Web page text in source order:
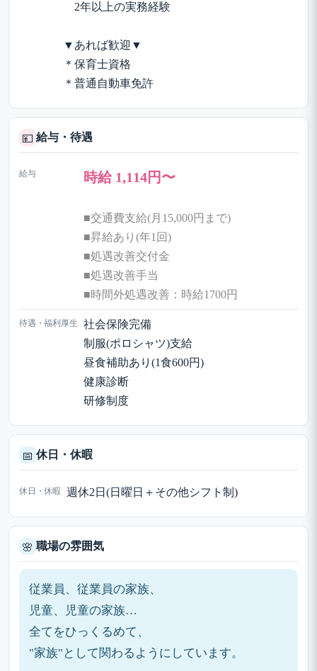
2年以上の実務経験
▼あれば歓迎▼
＊保育士資格
＊普通自動車免許
💴 給与・待遇
給与 時給 1,114円〜
■交通費支給(月15,000円まで)
■昇給あり(年1回)
■処遇改善交付金
■処遇改善手当
■時間外処遇改善：時給1700円
待遇・福利厚生
社会保険完備
制服(ポロシャツ)支給
昼食補助あり(1食600円)
健康診断
研修制度
📅 休日・休暇
休日・休暇 週休2日(日曜日＋その他シフト制)
🌸 職場の雰囲気
従業員、従業員の家族、
児童、児童の家族…
全てをひっくるめて、
"家族"として関わるようにしています。